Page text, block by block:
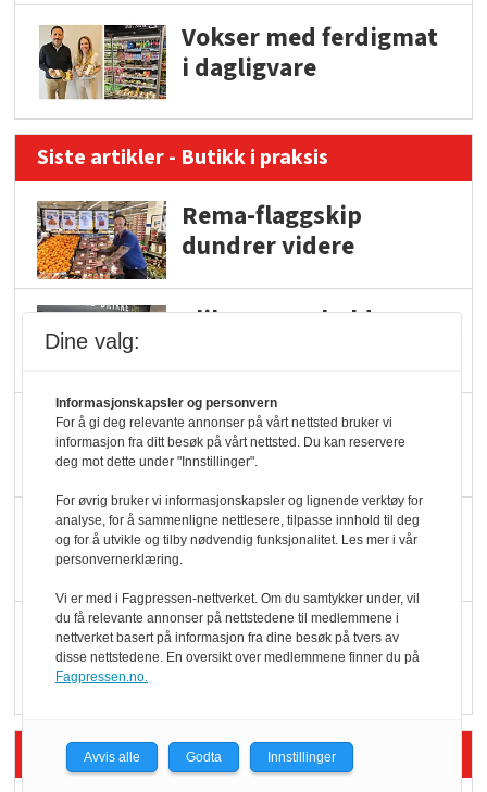
Vokser med ferdigmat
i dagligvare
Siste artikler - Butikk i praksis
Rema-flaggskip
dundrer videre
Slik opprettholdes
Færre varer, men fulle
hyller
KI lager mat i butikken
Q passerte 1 milliard i
Rema i 2025
Siste artikler - Økologisk
Dine valg:
Informasjonskapsler og personvern
For å gi deg relevante annonser på vårt nettsted bruker vi
informasjon fra ditt besøk på vårt nettsted. Du kan reservere
deg mot dette under "Innstillinger".
For øvrig bruker vi informasjonskapsler og lignende verktøy for
analyse, for å sammenligne nettlesere, tilpasse innhold til deg
og for å utvikle og tilby nødvendig funksjonalitet. Les mer i vår
personvernerklæring.
Vi er med i Fagpressen-nettverket. Om du samtykker under, vil
du få relevante annonser på nettstedene til medlemmene i
nettverket basert på informasjon fra dine besøk på tvers av
disse nettstedene. En oversikt over medlemmene finner du på
Fagpressen.no.
Avvis alle Godta Innstillinger